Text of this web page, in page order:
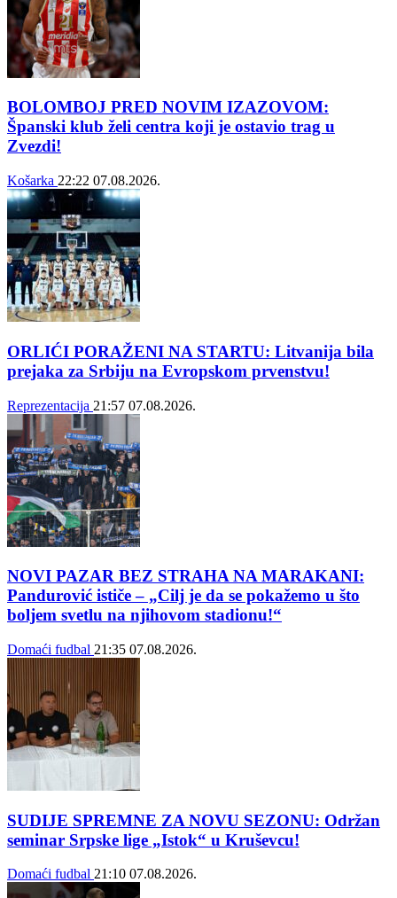
BOLOMBOJ PRED NOVIM IZAZOVOM:
Španski klub želi centra koji je ostavio trag u
Zvezdi!
Košarka 22:22 07.08.2026.
ORLIĆI PORAŽENI NA STARTU: Litvanija bila
prejaka za Srbiju na Evropskom prvenstvu!
Reprezentacija 21:57 07.08.2026.
NOVI PAZAR BEZ STRAHA NA MARAKANI:
Pandurović ističe – „Cilj je da se pokažemo u što
boljem svetlu na njihovom stadionu!“
Domaći fudbal 21:35 07.08.2026.
SUDIJE SPREMNE ZA NOVU SEZONU: Održan
seminar Srpske lige „Istok“ u Kruševcu!
Domaći fudbal 21:10 07.08.2026.